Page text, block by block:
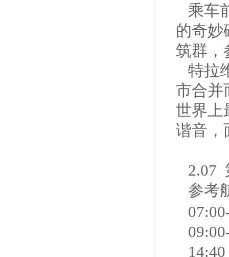
乘车
的奇妙
筑群，
特拉
市合并
世界上
谐音，
2.07
参考